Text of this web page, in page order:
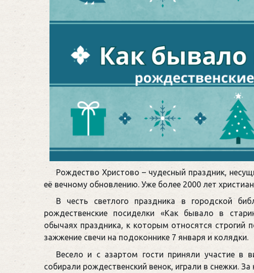
Рождество Христово – чудесный праздник,
её вечному обновлению. Уже более 2000 лет
В честь светлого праздника в городской
рождественские посиделки «Как бывало в
обычаях праздника, к которым относятся строгий
зажжение свечи на подоконнике 7 января и колядки.
Весело и с азартом гости приняли участие в
собирали рождественский венок, играли в снежки.